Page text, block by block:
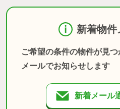
新着物件
ご希望の条件の物件が見つ
メールでお知らせします
新着メール